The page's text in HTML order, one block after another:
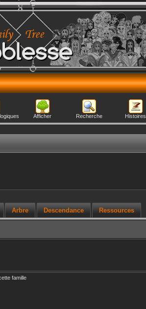
Afficher Recherche Histoires
Arbre Descendance Ressources
famille